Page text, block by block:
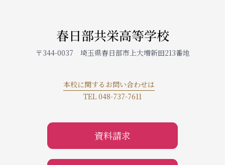
春日部共栄高等学校
〒344-0037 埼玉県春日部市上大増新田213番地
本校に関するお問い合わせは
TEL 048-737-7611
資料請求